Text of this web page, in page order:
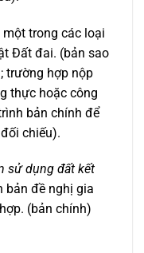
trong các loại
Đất đai. (bản sao
trường hợp nộp
thực hoặc công
bản chính để
chiếu).
sử dụng đất kết
bản đề nghị gia
(bản chính)